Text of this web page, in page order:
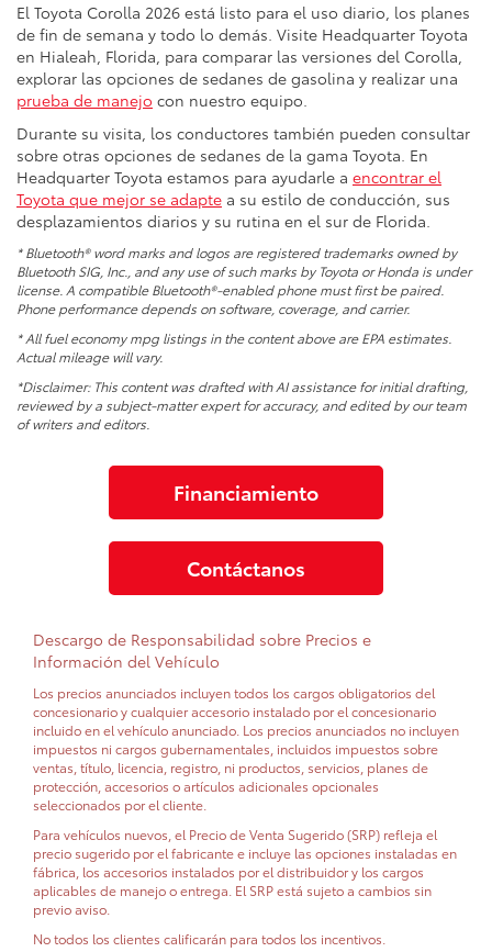
El Toyota Corolla 2026 está listo para el uso diario, los planes
de fin de semana y todo lo demás. Visite Headquarter Toyota
en Hialeah, Florida, para comparar las versiones del Corolla,
explorar las opciones de sedanes de gasolina y realizar una
prueba de manejo con nuestro equipo.
Durante su visita, los conductores también pueden consultar
sobre otras opciones de sedanes de la gama Toyota. En
Headquarter Toyota estamos para ayudarle a encontrar el
Toyota que mejor se adapte a su estilo de conducción, sus
desplazamientos diarios y su rutina en el sur de Florida.
* Bluetooth® word marks and logos are registered trademarks owned by
Bluetooth SIG, Inc., and any use of such marks by Toyota or Honda is under
license. A compatible Bluetooth®-enabled phone must first be paired.
Phone performance depends on software, coverage, and carrier.
* All fuel economy mpg listings in the content above are EPA estimates.
Actual mileage will vary.
*Disclaimer: This content was drafted with AI assistance for initial drafting,
reviewed by a subject-matter expert for accuracy, and edited by our team
of writers and editors.
Financiamiento
Contáctanos
Descargo de Responsabilidad sobre Precios e
Información del Vehículo
Los precios anunciados incluyen todos los cargos obligatorios del
concesionario y cualquier accesorio instalado por el concesionario
incluido en el vehículo anunciado. Los precios anunciados no incluyen
impuestos ni cargos gubernamentales, incluidos impuestos sobre
ventas, título, licencia, registro, ni productos, servicios, planes de
protección, accesorios o artículos adicionales opcionales
seleccionados por el cliente.
Para vehículos nuevos, el Precio de Venta Sugerido (SRP) refleja el
precio sugerido por el fabricante e incluye las opciones instaladas en
fábrica, los accesorios instalados por el distribuidor y los cargos
aplicables de manejo o entrega. El SRP está sujeto a cambios sin
previo aviso.
No todos los clientes calificarán para todos los incentivos.